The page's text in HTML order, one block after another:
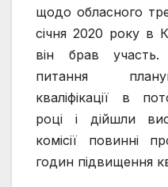
щодо обласного
січня 2020 року в
він брав
питання
кваліфікації в
році і дійшли
комісії повинні
годин підвищення